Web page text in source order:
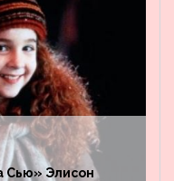
Сью» Элисон